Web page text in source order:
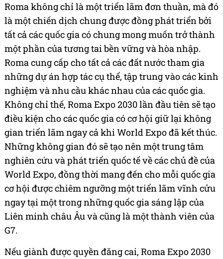
Roma không chỉ là một triển lãm đơn thuần, mà đó
là một chiến dịch chung được đồng phát triển bởi
tất cả các quốc gia có chung mong muốn trở thành
một phần của tương tai bền vững và hòa nhập.
Roma cung cấp cho tất cả các đất nước tham gia
những dự án hợp tác cụ thể, tập trung vào các kinh
nghiệm và nhu cầu khác nhau của các quốc gia.
Không chỉ thế, Roma Expo 2030 lần đầu tiên sẽ tạo
điều kiện cho các quốc gia có cơ hội giữ lại không
gian triển lãm ngay cả khi World Expo đã kết thúc.
Những không gian đó sẽ tạo nên một trung tâm
nghiên cứu và phát triển quốc tế về các chủ đề của
World Expo, đồng thời mang đến cho mỗi quốc gia
cơ hội được chiêm ngưỡng một triển lãm vĩnh cửu
ngay tại một trong những quốc gia sáng lập của
Liên minh châu Âu và cũng là một thành viên của
G7.
Nếu giành được quyền đăng cai, Roma Expo 2030